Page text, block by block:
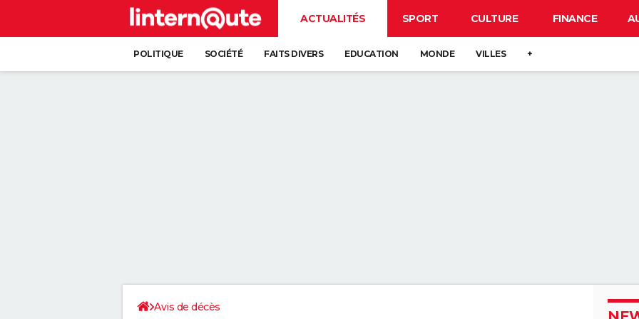
ACTUALITÉS SPORT CULTURE FINANCE
POLITIQUE SOCIÉTÉ FAITS DIVERS EDUCATION MONDE VILLES +
Avis de décès